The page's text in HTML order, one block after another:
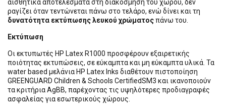
αισθητικά αποτελέσματα στη διακόσμηση του χώρου, δεν
ραγίζει όταν τεντώνεται πάνω στο τελάρο, ενώ δίνει και τη
δυνατότητα εκτύπωσης λευκού χρώματοςπάνω του.
Εκτύπωση
Οι εκτυπωτές HP Latex R1000 προσφέρουν εξαιρετικής
ποιότητας εκτυπώσεις, σε εύκαμπτα και μη εύκαμπτα υλικά. Τα
water based μελάνια HP Latex Inks διαθέτουν πιστοποίηση
GREENGUARD Children & Schools CertifiedSM3 και ικανοποιούν
τα κριτήρια AgBB, παρέχοντας τις υψηλότερες προδιαγραφές
ασφαλείας για εσωτερικούς χώρους.